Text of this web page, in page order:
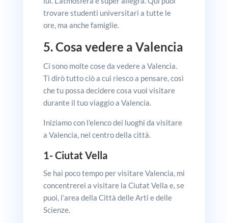
trovare studenti universitari a tutte le
ore, ma anche famiglie.
5. Cosa vedere a Valencia
Ci sono molte cose da vedere a Valencia.
Ti dirò tutto ciò a cui riesco a pensare, così
che tu possa decidere cosa vuoi visitare
durante il tuo viaggio a Valencia.
Iniziamo con l’elenco dei luoghi da visitare
a Valencia, nel centro della città.
1- Ciutat Vella
Se hai poco tempo per visitare Valencia, mi
concentrerei a visitare la Ciutat Vella e, se
puoi, l’area della Città delle Arti e delle
Scienze.